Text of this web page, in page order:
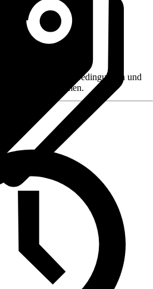
z. B. Rückgabebedingungen und
Verkäufernamen.